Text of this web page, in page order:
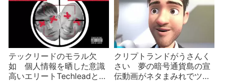
テックリードのモラル欠
如 個人情報を晒した意識
高いエリートTechleadと
クリプトランドがうさんく
さい 夢の暗号通貨島の宣
伝動画がネタまみれでツッ